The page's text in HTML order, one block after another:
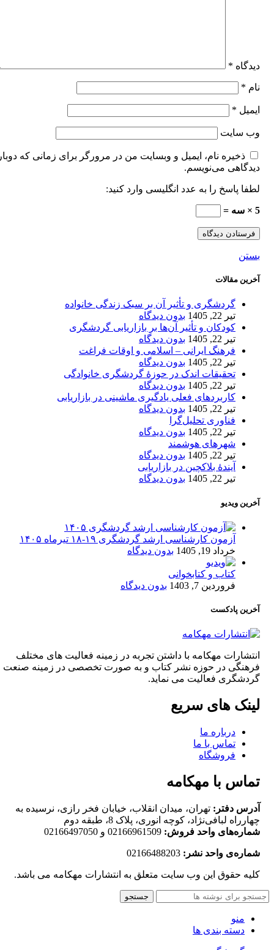
دیدگاه *
نام *
ایمیل *
وب‌ سایت
ذخیره نام، ایمیل و وبسایت من در مرورگر برای زمانی که
دیدگاهی می‌نویسم.
لطفا پاسخ را به عدد انگلیسی وارد کنید:
5 × سه =
بستن
آخرین مقالات
گردشگری و تأثیر آن بر سبک زندگی خانواده
تیر 22, 1405
بدون دیدگاه
کودکان و تأثیر آن‌ها بر بازاریابی گردشگری
تیر 22, 1405
بدون دیدگاه
فرهنگ ایرانی – اسلامی و اوقات فراغت
تیر 22, 1405
بدون دیدگاه
تحقیقات اندک در حوزۀ گردشگری خانوادگی
تیر 22, 1405
بدون دیدگاه
کاربردهای فعلی یادگیری ماشینی در بازاریابی
تیر 22, 1405
بدون دیدگاه
فناوری تحلیل‌گرا
تیر 22, 1405
بدون دیدگاه
شهرهای هوشمند
تیر 22, 1405
بدون دیدگاه
آیندۀ بلاکچین در بازاریابی
تیر 22, 1405
بدون دیدگاه
آخرین ویدیو
آزمون کارشناسی ارشد گردشگری ۱۹-۱۸ تیرماه ۱۴۰۵
خرداد 19, 1405
بدون دیدگاه
کتاب و کتابخوانی
فروردین 7, 1403
بدون دیدگاه
آخرین پادکست
انتشارات مهکامه با داشتن تجربه در زمینه فعالیت های مختلف
فرهنگی در حوزه نشر کتاب و به صورت تخصصی در زمینه صنعت
گردشگری فعالیت می نماید.
لینک های سریع
درباره ما
تماس با ما
فروشگاه
تماس با مهکامه
آدرس دفتر: تهران، میدان انقلاب، خیابان فخر رازی، نرسیده به
چهارراه لبافی‌نژاد، کوچه انوری، پلاک 8، طبقه دوم
شماره‌های واحد فروش: 02166961509 و 02166497050
شماره‌‌ی واحد نشر:
کلیه حقوق این وب سایت متعلق به انتشارات مهکامه می باشد.
جستجو
منو
دسته بندی ها